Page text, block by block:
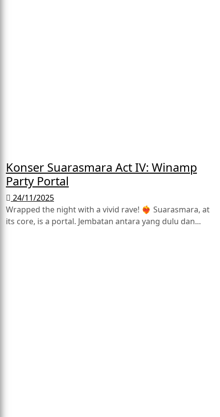
Konser Suarasmara Act IV: Winamp
Party Portal
24/11/2025
Wrapped the night with a vivid rave! ❤️‍🔥 Suarasmara, at
its core, is a portal. Jembatan antara yang dulu dan...